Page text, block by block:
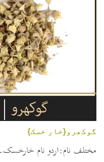
گوکھرو{خار خسک}
مختلف نام:اردو نام